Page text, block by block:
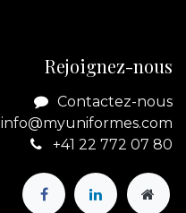
Rejoignez-nous
Contactez-nous
info@myuniformes.com
+41 22 772 07 80